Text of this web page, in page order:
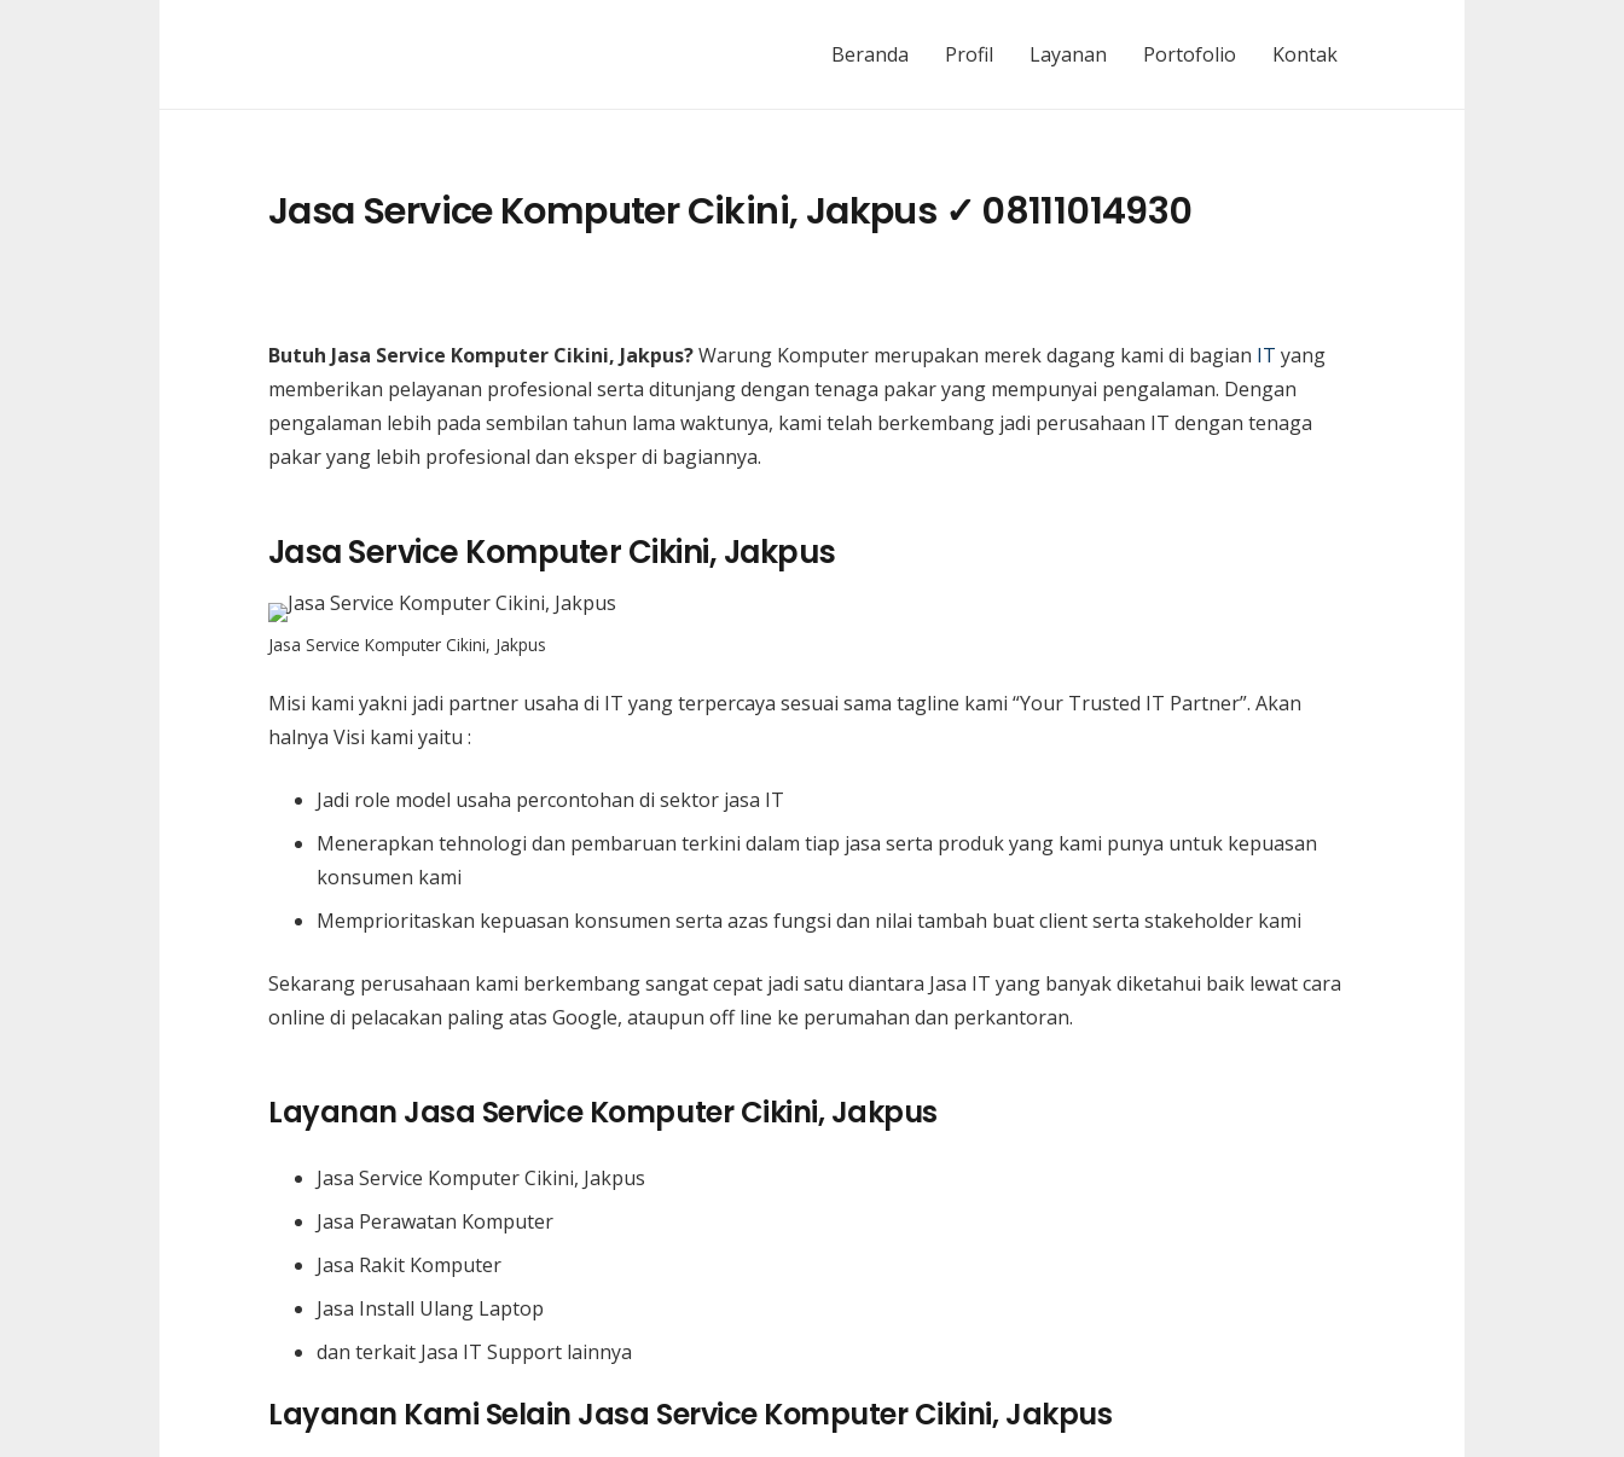
Beranda Profil Layanan Portofolio Kontak
Jasa Service Komputer Cikini, Jakpus ✓ 08111014930
Butuh Jasa Service Komputer Cikini, Jakpus?Warung Komputer merupakan merek dagang kami di bagian IT yang
memberikan pelayanan profesional serta ditunjang dengan tenaga pakar yang mempunyai pengalaman. Dengan
pengalaman lebih pada sembilan tahun lama waktunya, kami telah berkembang jadi perusahaan IT dengan tenaga
pakar yang lebih profesional dan eksper di bagiannya.
Jasa Service Komputer Cikini, Jakpus
Jasa Service Komputer Cikini, Jakpus
Misi kami yakni jadi partner usaha di IT yang terpercaya sesuai sama tagline kami “Your Trusted IT Partner”. Akan
halnya Visi kami yaitu :
Jadi role model usaha percontohan di sektor jasa IT
Menerapkan tehnologi dan pembaruan terkini dalam tiap jasa serta produk yang kami punya untuk kepuasan
konsumen kami
Memprioritaskan kepuasan konsumen serta azas fungsi dan nilai tambah buat client serta stakeholder kami
Sekarang perusahaan kami berkembang sangat cepat jadi satu diantara Jasa IT yang banyak diketahui baik lewat cara
online di pelacakan paling atas Google, ataupun off line ke perumahan dan perkantoran.
Layanan Jasa Service Komputer Cikini, Jakpus
Jasa Service Komputer Cikini, Jakpus
Jasa Perawatan Komputer
Jasa Rakit Komputer
Jasa Install Ulang Laptop
dan terkait Jasa IT Support lainnya
Layanan Kami Selain Jasa Service Komputer Cikini, Jakpus